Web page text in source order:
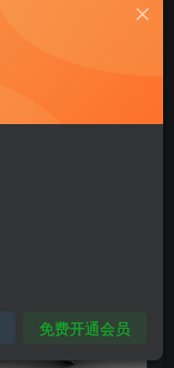
免费开通会员